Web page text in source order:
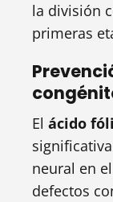
la división
primeras
El ácido
neural en
defectos